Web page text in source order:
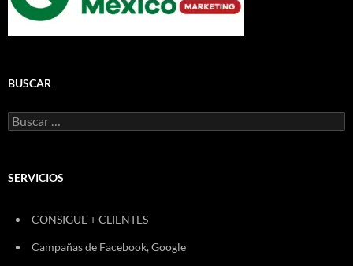
BUSCAR
Buscar:
SERVICIOS
CONSIGUE + CLIENTES
Campañas de Facebook, Google